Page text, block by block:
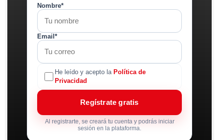
Nombre*
Email*
He leído y acepto la Política de
Privacidad
Regístrate gratis
Al registrarte, se creará tu cuenta y podrás iniciar
sesión en la plataforma.